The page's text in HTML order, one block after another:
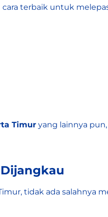
terbaik untuk
Timur yang lainnya
tidak ada salahnya